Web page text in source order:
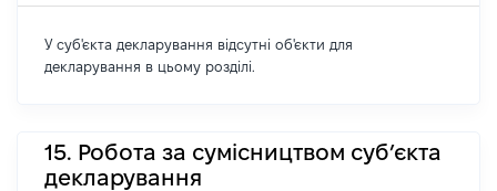
У суб'єкта декларування відсутні об'єкти для
декларування в цьому розділі.
15. Робота за сумісництвом суб’єкта
декларування